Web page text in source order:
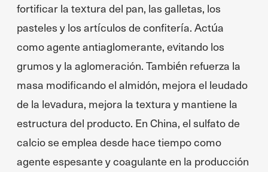
fortificar la textura del pan, las galletas, los
pasteles y los artículos de confitería. Actúa
como agente antiaglomerante, evitando los
grumos y la aglomeración. También refuerza la
masa modificando el almidón, mejora el leudado
de la levadura, mejora la textura y mantiene la
estructura del producto. En China, el sulfato de
calcio se emplea desde hace tiempo como
agente espesante y coagulante en la producción